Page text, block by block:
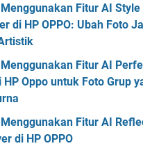
Fitur AI Style
di HP OPPO: Ubah Foto
Fitur AI
HP Oppo untuk Foto Grup
Fitur AI
di HP OPPO